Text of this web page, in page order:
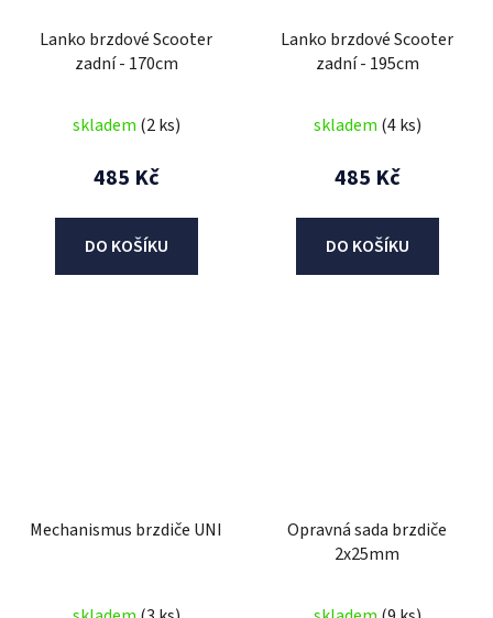
Lanko brzdové Scooter
zadní - 170cm
skladem (2 ks)
485 Kč
DO KOŠÍKU
Lanko brzdové Scooter
zadní - 195cm
skladem (4 ks)
485 Kč
DO KOŠÍKU
Mechanismus brzdiče UNI
Opravná sada brzdiče
2x25mm